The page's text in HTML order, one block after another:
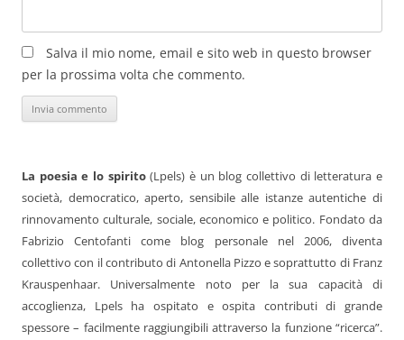
Salva il mio nome, email e sito web in questo browser
per la prossima volta che commento.
La poesia e lo spirito(Lpels) è un blog collettivo di letteratura e
società, democratico, aperto, sensibile alle istanze autentiche di
rinnovamento culturale, sociale, economico e politico. Fondato da
Fabrizio Centofanti come blog personale nel 2006, diventa
collettivo con il contributo di Antonella Pizzo e soprattutto di Franz
Krauspenhaar. Universalmente noto per la sua capacità di
accoglienza, Lpels ha ospitato e ospita contributi di grande
spessore – facilmente raggiungibili attraverso la funzione “ricerca”.